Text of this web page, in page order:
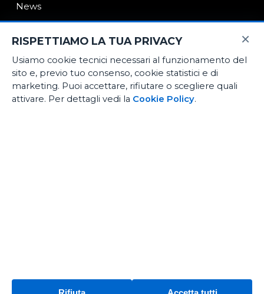
News
Contatti
E-Commerce
Noleggio medio termine
Officina certificata
×
RISPETTIAMO LA TUA PRIVACY
Usiamo cookie tecnici necessari al funzionamento del
sito e, previo tuo consenso, cookie statistici e di
marketing. Puoi accettare, rifiutare o scegliere quali
attivare. Per dettagli vedi la Cookie Policy.